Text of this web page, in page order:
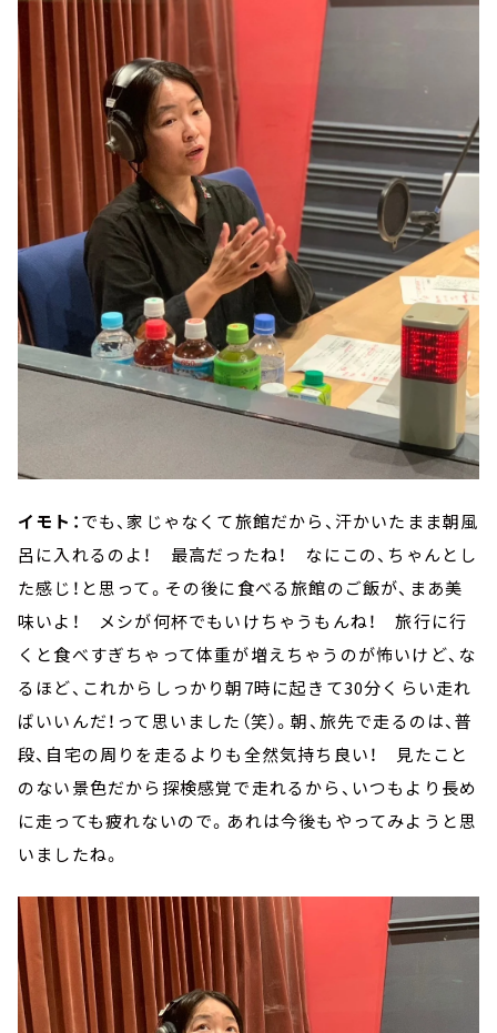
イモト：でも、家じゃなくて旅館だから、汗かいたまま朝風
呂に入れるのよ！ 最高だったね！ なにこの、ちゃんとし
た感じ！と思って。その後に食べる旅館のご飯が、まあ美
味いよ！ メシが何杯でもいけちゃうもんね！ 旅行に行
くと食べすぎちゃって体重が増えちゃうのが怖いけど、な
るほど、これからしっかり朝7時に起きて30分くらい走れ
ばいいんだ！って思いました（笑）。朝、旅先で走るのは、普
段、自宅の周りを走るよりも全然気持ち良い！ 見たこと
のない景色だから探検感覚で走れるから、いつもより長め
に走っても疲れないので。あれは今後もやってみようと思
いましたね。